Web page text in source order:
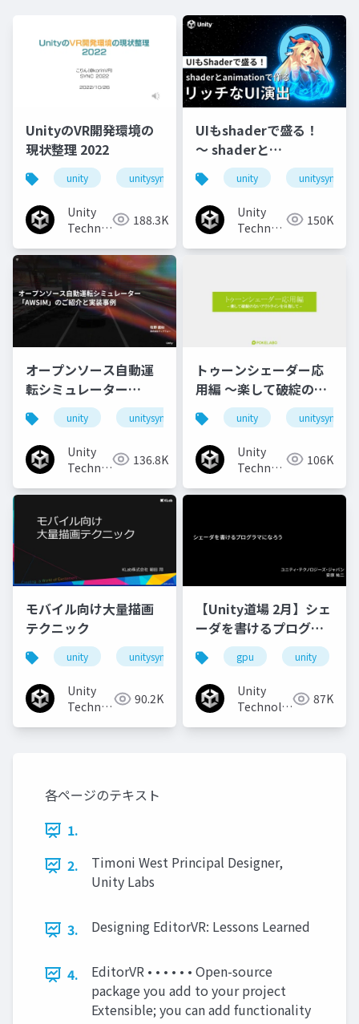
UnityのVR開発環境の
現状整理 2022
unity unitysync
Unity
Technologies188.3K
UIもshaderで盛る！
〜 shaderと
animationで作るリッ
チなUI演出
unity unitysync
Unity
Technologies150K
オープンソース自動運
転シミュレーター
「AWSIM」のご紹介と
実装事例
unity unitysync
Unity
Technologies136.8K
トゥーンシェーダー応
用編 ～楽して破綻のな
いアウトラインを目指
して～
unity unitysync
Unity
Technologies106K
モバイル向け大量描画
テクニック
unity unitysync
Unity
Technologies90.2K
【Unity道場 2月】シェ
ーダを書けるプログラ
マになろう
gpu unity
Unity
Technologies 87K
各ページのテキスト
1.
2.
Timoni West Principal Designer,
Unity Labs
3. Designing EditorVR: Lessons Learned
4.
EditorVR • • • • • • Open-source
package you add to your project
Extensible; you can add functionality